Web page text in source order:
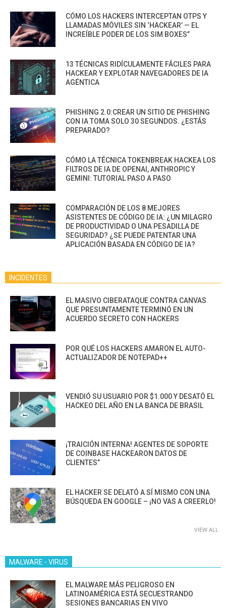
CÓMO LOS HACKERS INTERCEPTAN OTPS Y
LLAMADAS MÓVILES SIN ‘HACKEAR’ — EL
INCREÍBLE PODER DE LOS SIM BOXES”
13 TÉCNICAS RIDÍCULAMENTE FÁCILES PARA
HACKEAR Y EXPLOTAR NAVEGADORES DE IA
AGÉNTICA
PHISHING 2.0:CREAR UN SITIO DE PHISHING
CON IA TOMA SOLO 30 SEGUNDOS. ¿ESTÁS
PREPARADO?
CÓMO LA TÉCNICA TOKENBREAK HACKEA LOS
FILTROS DE IA DE OPENAI, ANTHROPIC Y
GEMINI: TUTORIAL PASO A PASO
COMPARACIÓN DE LOS 8 MEJORES
ASISTENTES DE CÓDIGO DE IA: ¿UN MILAGRO
DE PRODUCTIVIDAD O UNA PESADILLA DE
SEGURIDAD? ¿SE PUEDE PATENTAR UNA
APLICACIÓN BASADA EN CÓDIGO DE IA?
INCIDENTES
EL MASIVO CIBERATAQUE CONTRA CANVAS
QUE PRESUNTAMENTE TERMINÓ EN UN
ACUERDO SECRETO CON HACKERS
POR QUÉ LOS HACKERS AMARON EL AUTO-
ACTUALIZADOR DE NOTEPAD++
VENDIÓ SU USUARIO POR $1.000 Y DESATÓ EL
HACKEO DEL AÑO EN LA BANCA DE BRASIL
¡TRAICIÓN INTERNA! AGENTES DE SOPORTE
DE COINBASE HACKEARON DATOS DE
CLIENTES”
EL HACKER SE DELATÓ A SÍ MISMO CON UNA
BÚSQUEDA EN GOOGLE – ¡NO VAS A CREERLO!
VIEW ALL
MALWARE - VIRUS
EL MALWARE MÁS PELIGROSO EN
LATINOAMÉRICA ESTÁ SECUESTRANDO
SESIONES BANCARIAS EN VIVO